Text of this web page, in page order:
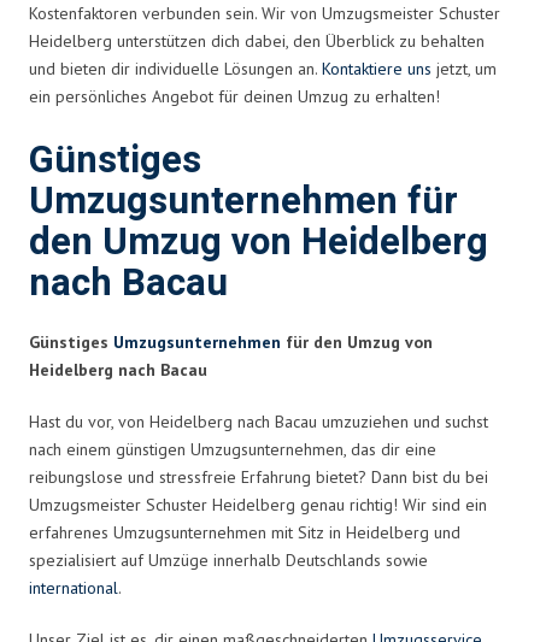
Kostenfaktoren verbunden sein. Wir von Umzugsmeister Schuster
Heidelberg unterstützen dich dabei, den Überblick zu behalten
und bieten dir individuelle Lösungen an. Kontaktiere uns jetzt, um
ein persönliches Angebot für deinen Umzug zu erhalten!
Günstiges
Umzugsunternehmen für
den Umzug von Heidelberg
nach Bacau
Günstiges Umzugsunternehmen für den Umzug von
Heidelberg nach Bacau
Hast du vor, von Heidelberg nach Bacau umzuziehen und suchst
nach einem günstigen Umzugsunternehmen, das dir eine
reibungslose und stressfreie Erfahrung bietet? Dann bist du bei
Umzugsmeister Schuster Heidelberg genau richtig! Wir sind ein
erfahrenes Umzugsunternehmen mit Sitz in Heidelberg und
spezialisiert auf Umzüge innerhalb Deutschlands sowie
international.